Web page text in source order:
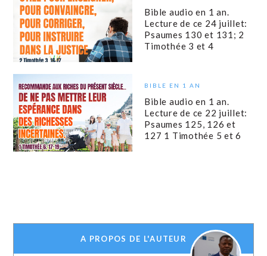
Bible audio en 1 an.
Lecture de ce 24 juillet:
Psaumes 130 et 131; 2
Timothée 3 et 4
BIBLE EN 1 AN
Bible audio en 1 an.
Lecture de ce 22 juillet:
Psaumes 125, 126 et
127 1 Timothée 5 et 6
A PROPOS DE L'AUTEUR